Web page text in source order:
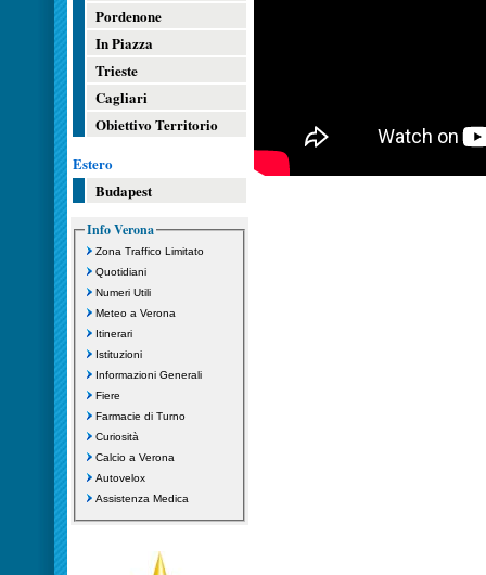
Pordenone
In Piazza
Trieste
Cagliari
Obiettivo Territorio
Estero
Budapest
Info Verona
Zona Traffico Limitato
Quotidiani
Numeri Utili
Meteo a Verona
Itinerari
Istituzioni
Informazioni Generali
Fiere
Farmacie di Turno
Curiosità
Calcio a Verona
Autovelox
Assistenza Medica